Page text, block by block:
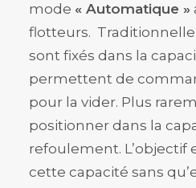
mode « Automatique »
flotteurs.
sont fixés dans la
permettent de
pour la vider. Plus
positionner dans la
refoulement. L’objectif
cette capacité sans